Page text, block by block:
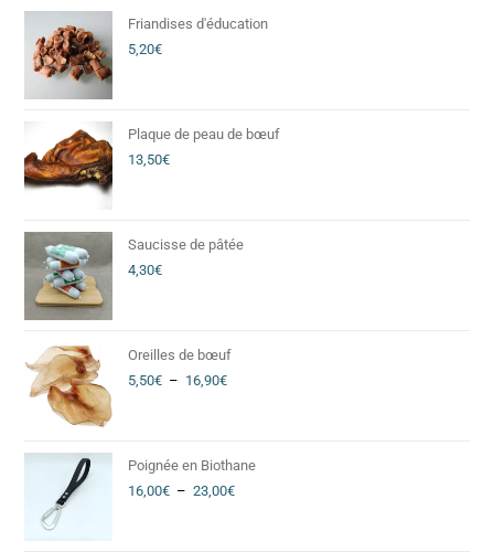
Friandises d'éducation
5,20€
Plaque de peau de bœuf
13,50€
Saucisse de pâtée
4,30€
Oreilles de bœuf
5,50€ – 16,90€
Poignée en Biothane
16,00€ – 23,00€